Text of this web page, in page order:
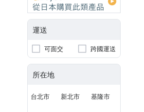
運送
可面交 跨國運送
所在地
台北市 新北市 基隆市